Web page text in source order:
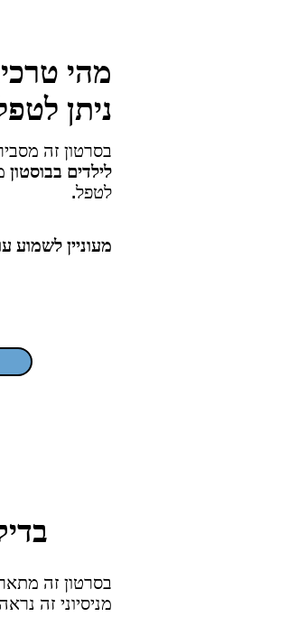
מהי
ניתן
בסרטון זה
לילדים בבוסטון
לטפל.
מעוניין לשמוע
בסרטון זה
מניסיוני זה